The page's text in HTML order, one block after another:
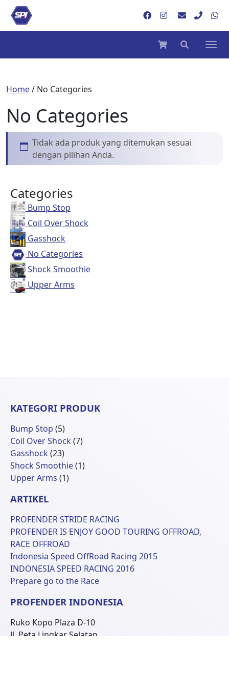
Home/ No Categories
No Categories
Tidak ada produk yang ditemukan sesuai
dengan pilihan Anda.
Categories
Bump Stop
Coil Over Shock
Gasshock
No Categories
Shock Smoothie
Upper Arms
KATEGORI PRODUK
Bump Stop 55
Produk
Coil Over Shock 77
Gasshock 2323
Produk
Shock Smoothie 11
Upper Arms 11
ARTIKEL
PROFENDER STRIDE RACING
PROFENDER IS ENJOY GOOD TOURING OFFROAD,
RACE OFFROAD
Indonesia Speed OffRoad Racing 2015
INDONESIA SPEED RACING 2016
Prepare go to the Race
PROFENDER INDONESIA
Ruko Kopo Plaza D-10
Jl. Peta Lingkar Selatan